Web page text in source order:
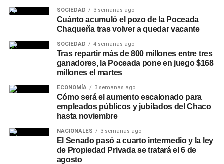
SOCIEDAD 3 semanas ago
Cuánto acumuló el pozo de la Poceada
Chaqueña tras volver a quedar vacante
SOCIEDAD 4 semanas ago
Tras repartir más de 800 millones entre tres
ganadores, la Poceada pone en juego $168
millones el martes
ECONOMÍA 3 semanas ago
Cómo será el aumento escalonado para
empleados públicos y jubilados del Chaco
hasta noviembre
NACIONALES 3 semanas ago
El Senado pasó a cuarto intermedio y la ley
de Propiedad Privada se tratará el 6 de
agosto